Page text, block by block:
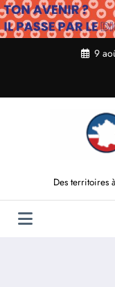
Aller
au
contenu
9
Des territoires